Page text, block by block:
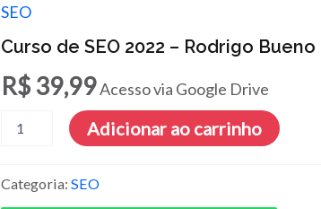
SEO
Curso de SEO 2022 – Rodrigo Bueno
R$39,99Acesso via Google Drive
-
Adicionar ao carrinho
Categoria: SEO